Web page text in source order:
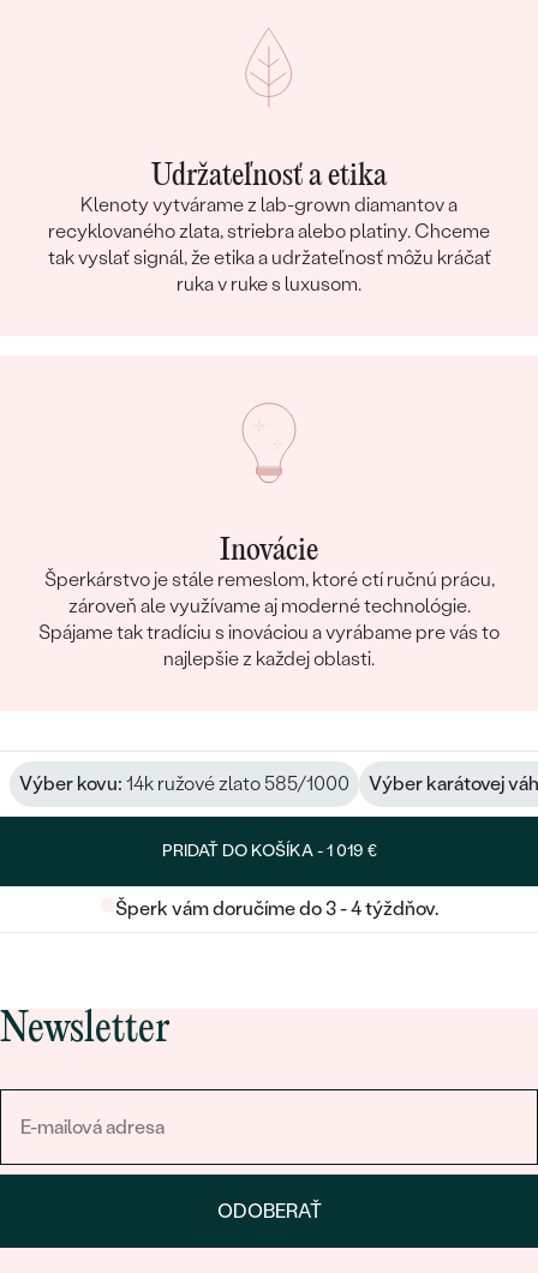
Udržateľnosť a etika
Klenoty vytvárame z lab-grown diamantov a
recyklovaného zlata, striebra alebo platiny. Chceme
tak vyslať signál, že etika a udržateľnosť môžu kráčať
ruka v ruke s luxusom.
Inovácie
Šperkárstvo je stále remeslom, ktoré ctí ručnú prácu,
zároveň ale využívame aj moderné technológie.
Spájame tak tradíciu s inováciou a vyrábame pre vás to
najlepšie z každej oblasti.
Výber kovu: 14k ružové zlato 585/1000 Výber karátovej
PRIDAŤ DO KOŠÍKA -1 019 €
Šperk vám doručíme do 3 - 4 týždňov.
Newsletter
ODOBERAŤ